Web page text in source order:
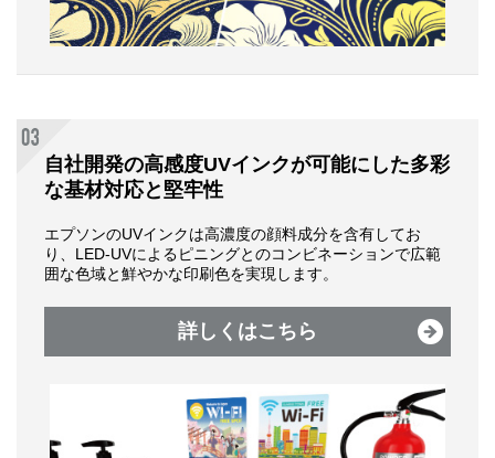
自社開発の高感度UVインクが可能にした多彩
な基材対応と堅牢性
エプソンのUVインクは⾼濃度の顔料成分を含有してお
り、LED-UVによるピニングとのコンビネーションで広範
囲な⾊域と鮮やかな印刷⾊を実現します。
詳しくはこちら